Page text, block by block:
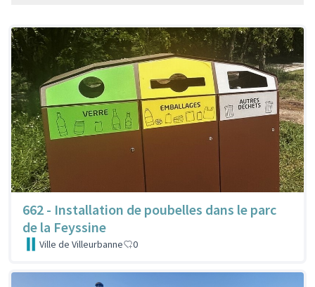
662 - Installation de poubelles dans le parc
de la Feyssine
Ville de Villeurbanne 0